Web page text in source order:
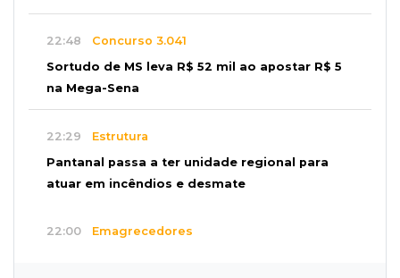
22:48 Concurso 3.041
Sortudo de MS leva R$ 52 mil ao apostar R$ 5
na Mega-Sena
22:29 Estrutura
Pantanal passa a ter unidade regional para
atuar em incêndios e desmate
22:00 Emagrecedores